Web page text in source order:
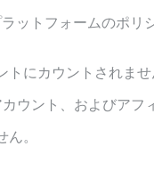
ットフォームのポ
にカウントされませ
ウント、およびアフ
。